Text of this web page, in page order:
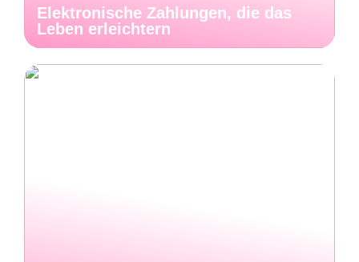
Elektronische Zahlungen, die das
Leben erleichtern